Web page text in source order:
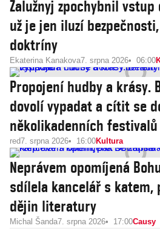
Zalužnyj zpochybnil vstup
už je jen iluzí
doktríny
Ekaterina Kanakova7. srpna 2026 06:00
Propojení hudby a krásy.
dovolí vypadat a cítit se
několikadenních festivalů
red7. srpna 2026 16:00Kultura
Neprávem opomíjená
sdílela kancelář s katem,
dějin literatury
Michal Šanda7. srpna 2026 17:00Causy